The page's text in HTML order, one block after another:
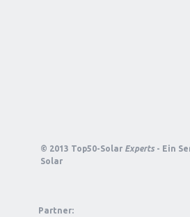
© 2013 Top50-Solar Experts - Ein
Solar
Partner: